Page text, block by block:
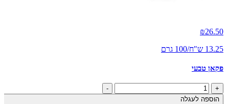
₪26.50
13.25 ש"ח/100 גרם
פקאן טבעי
+
כמות
של
-
הוספה לעגלה